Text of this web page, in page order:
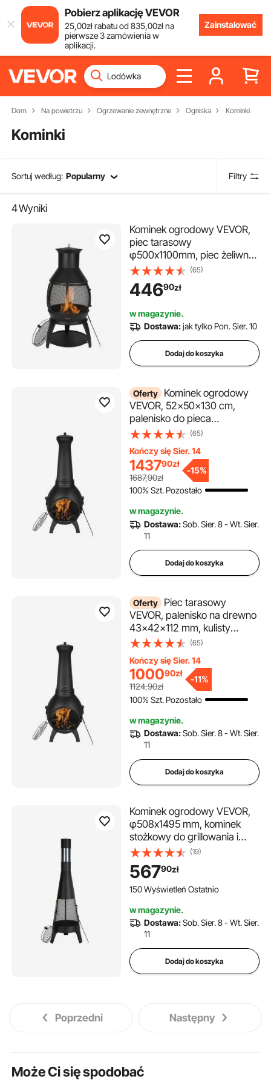
Pobierz aplikację VEVOR
25,00złrabatu od835,00złna
pierwsze 3 zamówienia w
aplikacji.
Zainstalować
Dom Na powietrzu Ogrzewanie zewnętrzne Ogniska Kominki
Kominki
Sortuj według: Popularny Filtry
4Wyniki
Kominek ogrodowy VEVOR,
piec tarasowy
φ500x1100mm, piec żeliwny
w stylu azteckim do
grillowania i ogrzewania,
palenisko z rusztem,
pokrywą ze stali nierdzewnej,
na taras, do ogrodu, na
podwórko
(65)
44690zł
w magazynie.
Dostawa:jak tylko Pon. Sier. 10
Dodaj do koszyka
Oferty Kominek ogrodowy
VEVOR, 52x50x130 cm,
palenisko do pieca
tarasowego, piec aztecki do
Inca z rusztem, płaszczem
kominowym i pokrywą ze
stali nierdzewnej, na taras/do
ogrodu/na podwórko
(65)
Kończy się Sier. 14
143790zł
1687,90zł
-15%
100% Szt. Pozostało
w magazynie.
Dostawa:Sob. Sier. 8 - Wt. Sier.
11
Dodaj do koszyka
Oferty Piec tarasowy
VEVOR, palenisko na drewno
43x42x112 mm, kulisty
kominek ogrodowy do
aztecki z rusztem, płaszczem
kominowym i osłoną komina,
na taras, do ogrodu, na
podwórko
(65)
Kończy się Sier. 14
100090zł
1124,90zł
-11%
100% Szt. Pozostało
w magazynie.
Dostawa:Sob. Sier. 8 - Wt. Sier.
11
Dodaj do koszyka
Kominek ogrodowy VEVOR,
φ508x1495 mm, kominek
stożkowy do grillowania i
ogrzewania, piec aztecki do
użytku na zewnątrz z
rusztem, płaszczem
kominowym i pokrywą
nierdzewnej, na patio, do
ogrodu, na podwórko
(19)
56790zł
150 Wyświetleń Ostatnio
w magazynie.
Dostawa:Sob. Sier. 8 - Wt. Sier.
11
Dodaj do koszyka
Poprzedni Następny
Może Ci się spodobać